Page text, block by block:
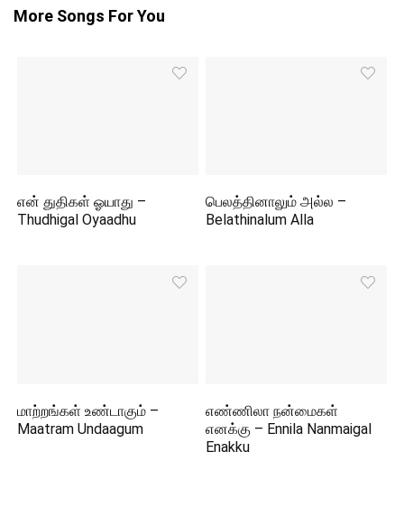
More Songs For You
என் துதிகள் ஓயாது –
Thudhigal Oyaadhu
பெலத்தினாலும் அல்ல –
Belathinalum Alla
மாற்றங்கள் உண்டாகும் –
Maatram Undaagum
எண்ணிலா நன்மைகள்
எனக்கு – Ennila Nanmaigal
Enakku